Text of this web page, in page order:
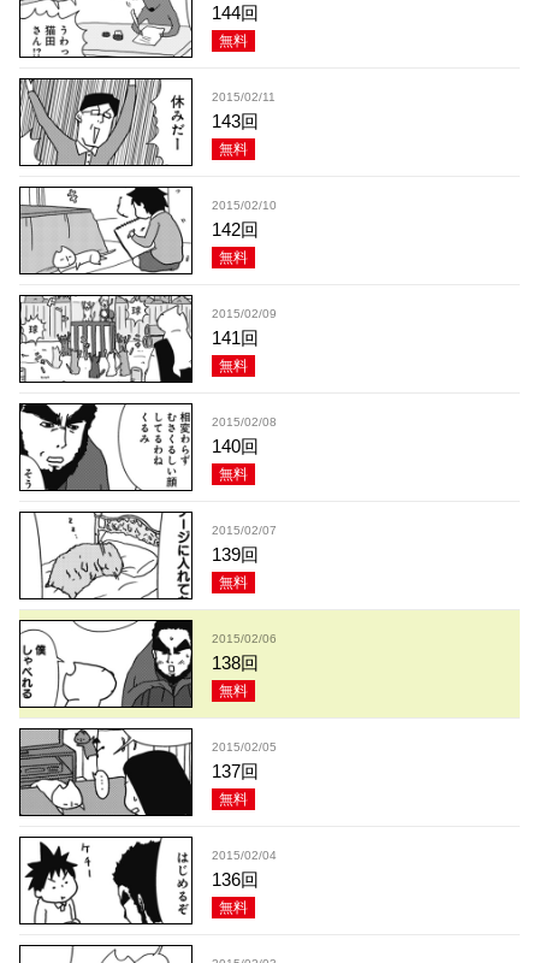
144回
無料
2015/02/11
143回
無料
2015/02/10
142回
無料
2015/02/09
141回
無料
2015/02/08
140回
無料
2015/02/07
139回
無料
2015/02/06
138回
無料
2015/02/05
137回
無料
2015/02/04
136回
無料